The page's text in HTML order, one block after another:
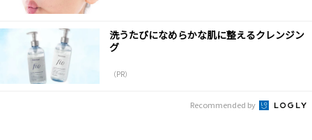
洗うたびになめらかな肌に整えるクレンジン
グ
（PR）
Recommended by